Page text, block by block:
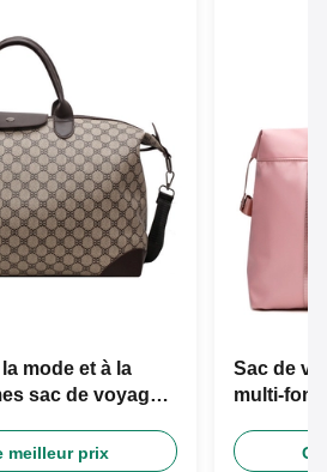
mode et à la
sac de voyage
meilleur prix
Sac de
multi-